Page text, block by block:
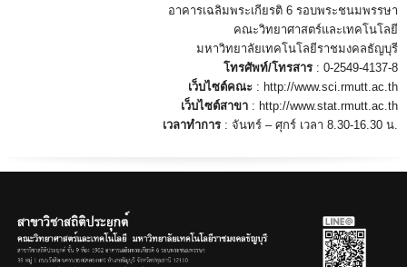
อาคารเฉลิมพระเกียรติ 6 รอบพระชนมพรรษา
คณะวิทยาศาสตร์และเทคโนโลยี
มหาวิทยาลัยเทคโนโลยีราชมงคลธัญบุรี
โทรศัพท์/โทรสาร : 0-2549-4137-8
เว็บไซต์คณะ : http://www.sci.rmutt.ac.th
เว็บไซต์สาขา : http://www.stat.rmutt.ac.th
เวลาทำการ : จันทร์ – ศุกร์ เวลา 8.30-16.30 น.